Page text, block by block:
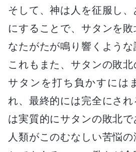
そして、神は人を征服し
にすることで、サタンを
なたがたが鳴り響くような
これもまた、サタンの敗北
サタンを打ち負かすには
れ、最終的には完全にさ
は実質的にサタンの敗北
人類がこのむなしい苦悩